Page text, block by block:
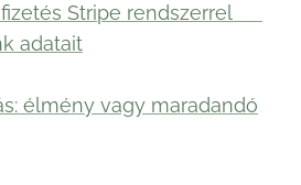
Stripe rendszerrel 🛡️
adatait
élmény vagy maradandó